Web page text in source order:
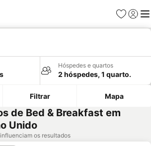
Favoritos
Iniciar
Hóspedes e quartos
2 hóspedes, 1 quarto.
Filtrar Mapa
de Bed & Breakfast em
Unido
os resultados